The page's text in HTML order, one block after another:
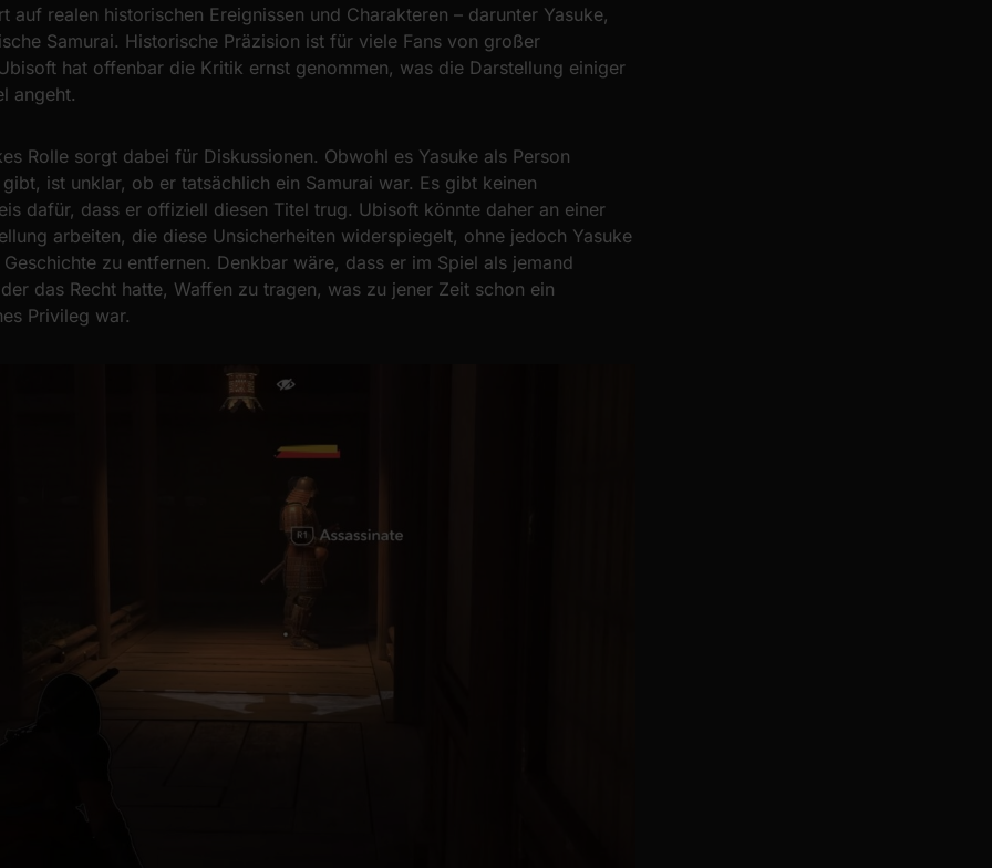
auf realen historischen Ereignissen und Charakteren – darunter Yasuke,
Samurai. Historische Präzision ist für viele Fans von großer
hat offenbar die Kritik ernst genommen, was die Darstellung einiger
angeht.
Rolle sorgt dabei für Diskussionen. Obwohl es Yasuke als Person
ist unklar, ob er tatsächlich ein Samurai war. Es gibt keinen
dafür, dass er offiziell diesen Titel trug. Ubisoft könnte daher an einer
arbeiten, die diese Unsicherheiten widerspiegelt, ohne jedoch Yasuke
zu entfernen. Denkbar wäre, dass er im Spiel als jemand
das Recht hatte, Waffen zu tragen, was zu jener Zeit schon ein
Privileg war.